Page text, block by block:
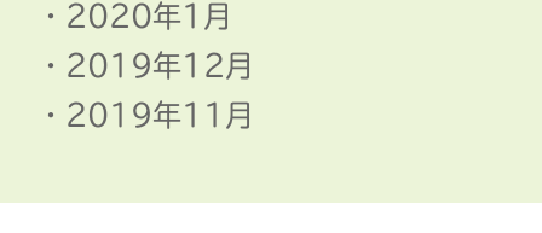
2020年1月
2019年12月
2019年11月